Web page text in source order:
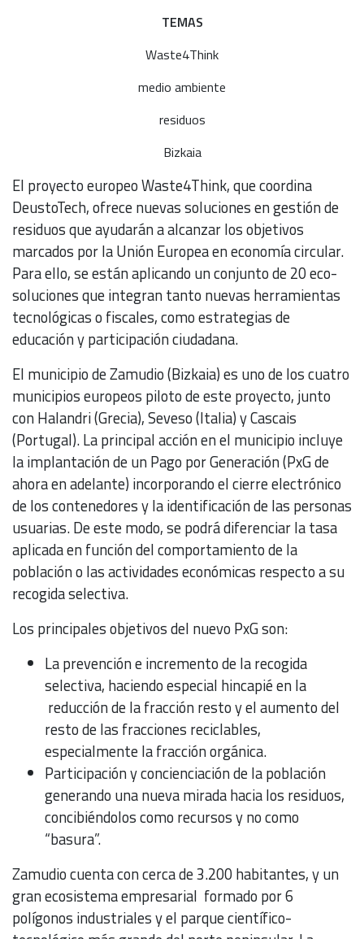
TEMAS
Waste4Think
medio ambiente
residuos
Bizkaia
El proyecto europeo Waste4Think, que coordina
DeustoTech, ofrece nuevas soluciones en gestión de
residuos que ayudarán a alcanzar los objetivos
marcados por la Unión Europea en economía circular.
Para ello, se están aplicando un conjunto de 20 eco-
soluciones que integran tanto nuevas herramientas
tecnológicas o fiscales, como estrategias de
educación y participación ciudadana.
El municipio de Zamudio (Bizkaia) es uno de los cuatro
municipios europeos piloto de este proyecto, junto
con Halandri (Grecia), Seveso (Italia) y Cascais
(Portugal). La principal acción en el municipio incluye
la implantación de un Pago por Generación (PxG de
ahora en adelante) incorporando el cierre electrónico
de los contenedores y la identificación de las personas
usuarias. De este modo, se podrá diferenciar la tasa
aplicada en función del comportamiento de la
población o las actividades económicas respecto a su
recogida selectiva.
Los principales objetivos del nuevo PxG son:
La prevención e incremento de la recogida
selectiva, haciendo especial hincapié en la
reducción de la fracción resto y el aumento del
resto de las fracciones reciclables,
especialmente la fracción orgánica.
Participación y concienciación de la población
generando una nueva mirada hacia los residuos,
concibiéndolos como recursos y no como
“basura”.
Zamudio cuenta con cerca de 3.200 habitantes, y un
gran ecosistema empresarial formado por 6
polígonos industriales y el parque científico-